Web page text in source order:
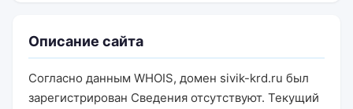
Описание сайта
Согласно данным WHOIS, домен sivik-krd.ru был
зарегистрирован Сведения отсутствуют. Текущий